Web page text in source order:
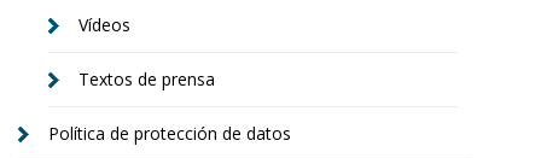
Vídeos
Textos de prensa
Política de protección de datos